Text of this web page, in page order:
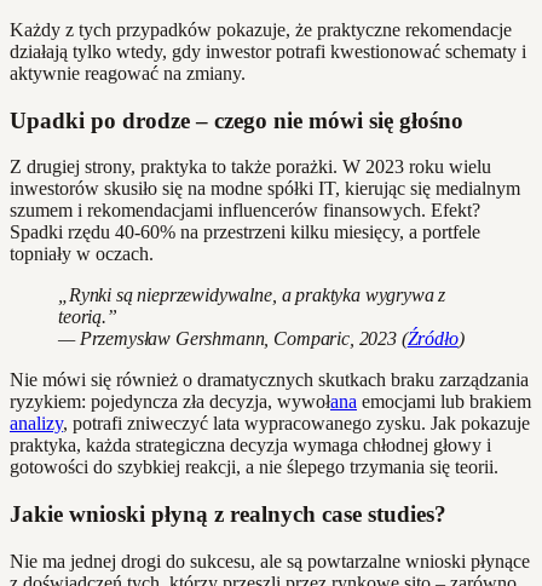
Każdy z tych przypadków pokazuje, że praktyczne rekomendacje
działają tylko wtedy, gdy inwestor potrafi kwestionować schematy i
aktywnie reagować na zmiany.
Upadki po drodze – czego nie mówi się głośno
Z drugiej strony, praktyka to także porażki. W 2023 roku wielu
inwestorów skusiło się na modne spółki IT, kierując się medialnym
szumem i rekomendacjami influencerów finansowych. Efekt?
Spadki rzędu 40-60% na przestrzeni kilku miesięcy, a portfele
topniały w oczach.
„Rynki są nieprzewidywalne, a praktyka wygrywa z
teorią.”
— Przemysław Gershmann, Comparic, 2023 (Źródło)
Nie mówi się również o dramatycznych skutkach braku zarządzania
ryzykiem: pojedyncza zła decyzja, wywołana emocjami lub brakiem
analizy, potrafi zniweczyć lata wypracowanego zysku. Jak pokazuje
praktyka, każda strategiczna decyzja wymaga chłodnej głowy i
gotowości do szybkiej reakcji, a nie ślepego trzymania się teorii.
Jakie wnioski płyną z realnych case studies?
Nie ma jednej drogi do sukcesu, ale są powtarzalne wnioski płynące